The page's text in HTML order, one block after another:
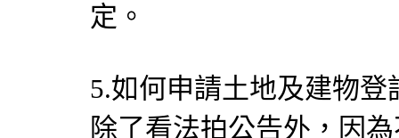
定。
5.如何申請土地及建物登
除了看法拍公告外，因